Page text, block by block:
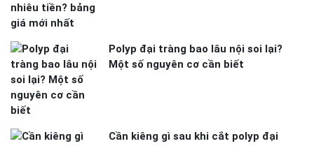
Polyp đại tràng bao lâu nội soi lại?
Một số nguyên cơ cần biết
Cần kiêng gì sau khi cắt polyp đại